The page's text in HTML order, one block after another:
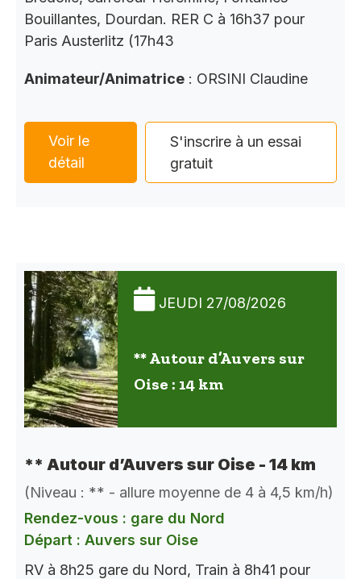
Bouillantes, Dourdan. RER C à 16h37 pour
Paris Austerlitz (17h43
Animateur/Animatrice : ORSINI Claudine
Voir le
détail
S'inscrire à un essai
gratuit
JEUDI 27/08/2026
** Autour d’Auvers sur
Oise : 14 km
** Autour d’Auvers sur Oise - 14 km
(Niveau : ** - allure moyenne de 4 à 4,5 km/h)
Rendez-vous : gare du Nord
Départ : Auvers sur Oise
RV à 8h25 gare du Nord, Train à 8h41 pour